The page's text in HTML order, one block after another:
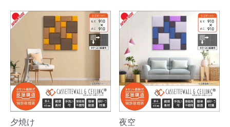
夕焼け
夜空